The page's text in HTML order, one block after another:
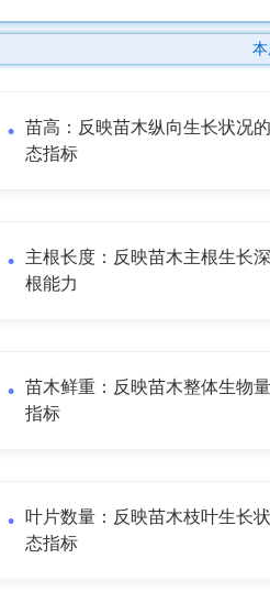
本
苗高：反映苗木纵向生长状况
态指标
主根长度：反映苗木主根生长
根能力
苗木鲜重：反映苗木整体生物
指标
叶片数量：反映苗木枝叶生长
态指标